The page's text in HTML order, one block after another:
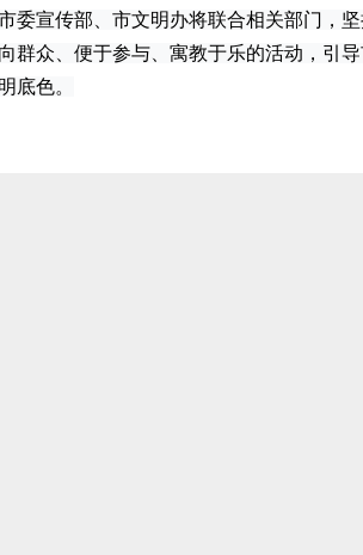
宣传部、市文明办将联合相关部门，坚
群众、便于参与、寓教于乐的活动，引
底色。